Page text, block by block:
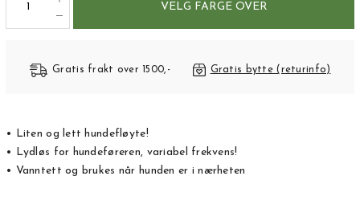
VELG FARGE OVER
Gratis frakt over 1500,- Gratis bytte (returinfo)
• Liten og lett hundefløyte!
• Lydløs for hundeføreren, variabel frekvens!
• Vanntett og brukes når hunden er i nærheten